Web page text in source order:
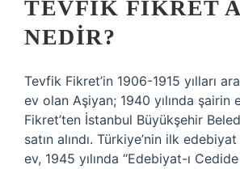
TEVFIK FIKRET
NEDIR?
Tevfik Fikret’in 1906-1915 yılları
ev olan Aşiyan; 1940 yılında şairin
Fikret’ten İstanbul Büyükşehir
satın alındı. Türkiye’nin ilk
ev, 1945 yılında “Edebiyat-ı